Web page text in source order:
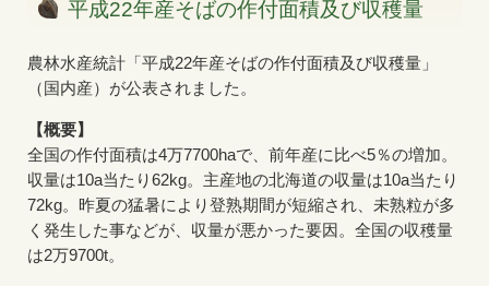
平成22年産そばの作付面積及び収穫量
農林水産統計「平成22年産そばの作付面積及び収穫量」
（国内産）が公表されました。
【概要】
全国の作付面積は4万7700haで、前年産に比べ5％の増加。
収量は10a当たり62kg。主産地の北海道の収量は10a当たり
72kg。昨夏の猛暑により登熟期間が短縮され、未熟粒が多
く発生した事などが、収量が悪かった要因。全国の収穫量
は2万9700t。